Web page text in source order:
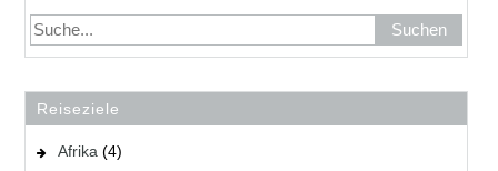
Reiseziele
Afrika (4)